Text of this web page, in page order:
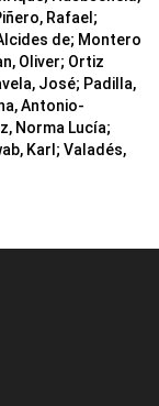
Rafael;
de; Montero
Oliver; Ortiz
José; Padilla,
Antonio-
Norma Lucía;
Karl; Valadés,